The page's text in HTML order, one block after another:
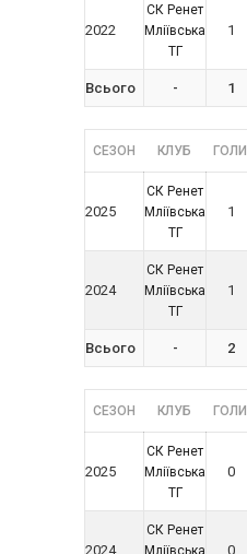
2022
СК Ренет
Мліївська
ТГ
1
Всього - 1
СЕЗОН КЛУБ ГОЛИ
2025
СК Ренет
Мліївська
ТГ
1
2024
СК Ренет
Мліївська
ТГ
1
Всього - 2
СЕЗОН КЛУБ ГОЛИ
2025
СК Ренет
Мліївська
ТГ
0
2024
СК Ренет
Мліївська
0